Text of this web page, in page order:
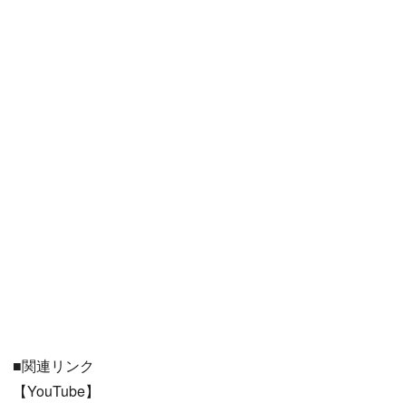
■関連リンク
【YouTube】